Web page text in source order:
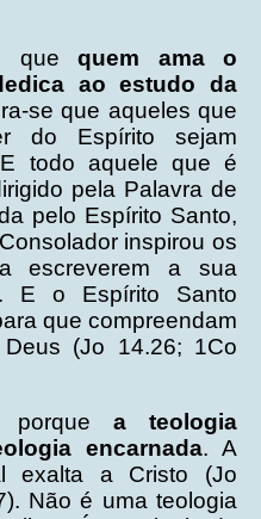
quequem ama o
ao estudo da
se que aqueles que
do Espírito sejam
todo aquele que é
pela Palavra de
pelo Espírito Santo,
inspirou os
escreverem a sua
E o Espírito Santo
que compreendam
(Jo 14.26; 1Co
porque a teologia
encarnada. A
exalta a Cristo (Jo
Não é uma teologia